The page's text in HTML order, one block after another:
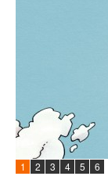
1 2 3 4 5 6